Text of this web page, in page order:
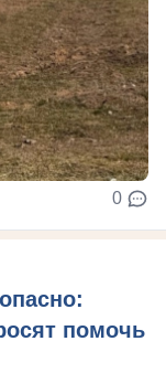
0
помочь